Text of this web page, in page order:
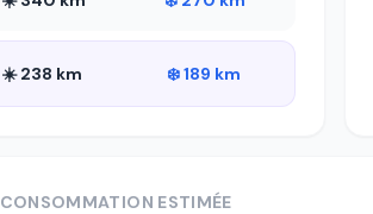
☀️ 238 km ❄️ 189 km
CONSOMMATION ESTIMÉE